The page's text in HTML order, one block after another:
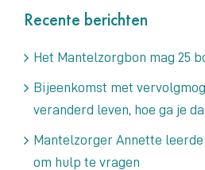
Recente berichten
Het Mantelzorgbon mag 25
Bijeenkomst met
veranderd leven, hoe ga je
Mantelzorger Annette
om hulp te vragen